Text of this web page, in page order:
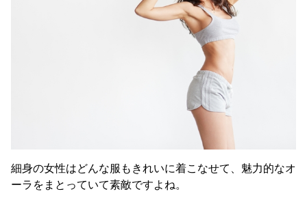
細身の女性はどんな服もきれいに着こなせて、魅力的なオ
ーラをまとっていて素敵ですよね。